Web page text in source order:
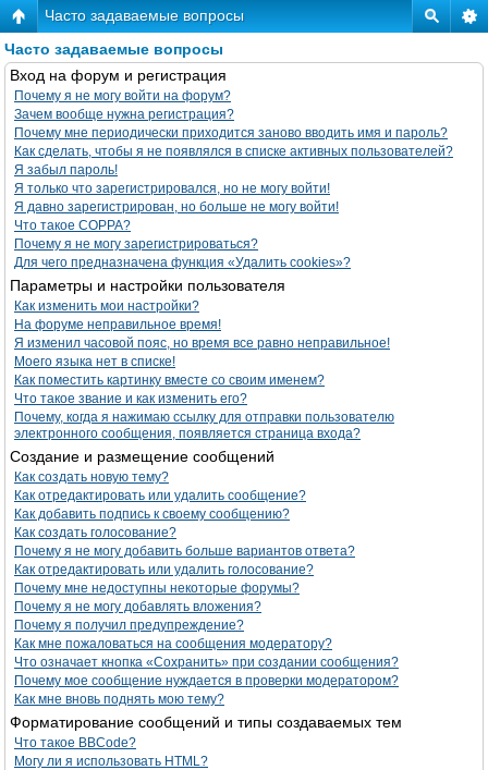
Часто задаваемые вопросы
Часто задаваемые вопросы
Вход на форум и регистрация
Почему я не могу войти на форум?
Зачем вообще нужна регистрация?
Почему мне периодически приходится заново вводить имя и пароль?
Как сделать, чтобы я не появлялся в списке активных пользователей?
Я забыл пароль!
Я только что зарегистрировался, но не могу войти!
Я давно зарегистрирован, но больше не могу войти!
Что такое COPPA?
Почему я не могу зарегистрироваться?
Для чего предназначена функция «Удалить cookies»?
Параметры и настройки пользователя
Как изменить мои настройки?
На форуме неправильное время!
Я изменил часовой пояс, но время все равно неправильное!
Моего языка нет в списке!
Как поместить картинку вместе со своим именем?
Что такое звание и как изменить его?
Почему, когда я нажимаю ссылку для отправки пользователю
электронного сообщения, появляется страница входа?
Создание и размещение сообщений
Как создать новую тему?
Как отредактировать или удалить сообщение?
Как добавить подпись к своему сообщению?
Как создать голосование?
Почему я не могу добавить больше вариантов ответа?
Как отредактировать или удалить голосование?
Почему мне недоступны некоторые форумы?
Почему я не могу добавлять вложения?
Почему я получил предупреждение?
Как мне пожаловаться на сообщения модератору?
Что означает кнопка «Сохранить» при создании сообщения?
Почему мое сообщение нуждается в проверки модератором?
Как мне вновь поднять мою тему?
Форматирование сообщений и типы создаваемых тем
Что такое BBCode?
Могу ли я использовать HTML?